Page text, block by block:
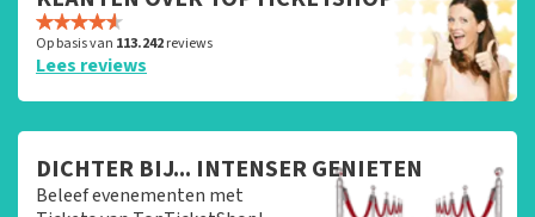
Op basis van 113.242reviews
Lees reviews
DICHTER BIJ... INTENSER GENIETEN
Beleef evenementen met